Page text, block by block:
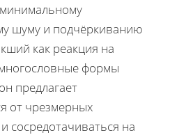
шуму и подчёркиванию
как реакция на
формы
предлагает
от чрезмерных
сосредотачиваться на